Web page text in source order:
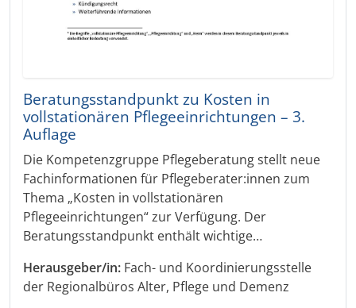
Beratungsstandpunkt zu Kosten in
vollstationären Pflegeeinrichtungen – 3.
Auflage
Die Kompetenzgruppe Pflegeberatung stellt neue
Fachinformationen für Pflegeberater:innen zum
Thema „Kosten in vollstationären
Pflegeeinrichtungen“ zur Verfügung. Der
Beratungsstandpunkt enthält wichtige…
Herausgeber/in: Fach- und Koordinierungsstelle
der Regionalbüros Alter, Pflege und Demenz